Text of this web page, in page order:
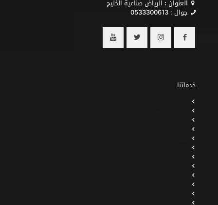
العنوان : الرياض صناعية الخليج
جوال : 0533300613
خدماتنا